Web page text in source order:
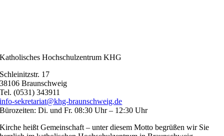
Katholisches Hochschulzentrum KHG
Schleinitzstr. 17
38106 Braunschweig
Tel. (0531) 343911
info-sekretariat@khg-braunschweig.de
Bürozeiten: Di. und Fr. 08:30 Uhr – 12:30 Uhr
Kirche heißt Gemeinschaft – unter diesem Motto begrüßen wir Sie